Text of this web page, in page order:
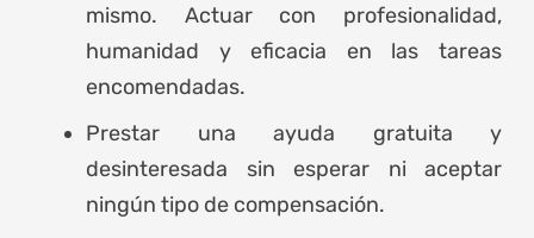
mismo. Actuar con profesionalidad,
humanidad y eficacia en las tareas
encomendadas.
Prestar una ayuda gratuita y
desinteresada sin esperar ni aceptar
ningún tipo de compensación.